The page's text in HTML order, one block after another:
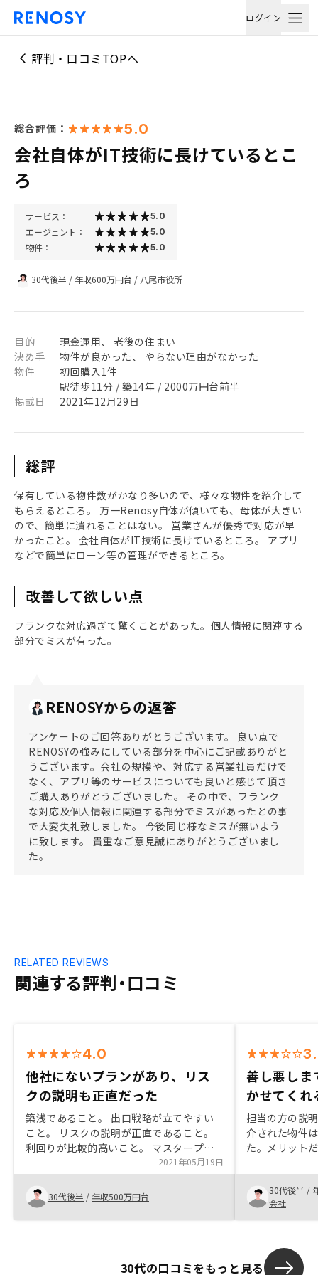
ログイン
評判・口コミTOPへ
総合評価： 5.0
会社自体がIT技術に長けているとこ
ろ
サービス： 5.0
エージェント： 5.0
物件： 5.0
30代後半 / 年収600万円台 / 八尾市役所
目的
現金運用、 老後の住まい
決め手
物件が良かった、 やらない理由がなかった
物件
初回購入1件
駅徒歩11分 / 築14年 / 2000万円台前半
掲載日
2021年12月29日
総評
保有している物件数がかなり多いので、様々な物件を紹介して
もらえるところ。 万一Renosy自体が傾いても、母体が大きい
ので、簡単に潰れることはない。 営業さんが優秀で対応が早
かったこと。 会社自体がIT技術に長けているところ。 アプリ
などで簡単にローン等の管理ができるところ。
改善して欲しい点
フランクな対応過ぎて驚くことがあった。個人情報に関連する
部分でミスが有った。
RENOSYからの返答
アンケートのご回答ありがとうございます。 良い点で
RENOSYの強みにしている部分を中心にご記載ありがと
うございます。会社の規模や、対応する営業社員だけで
なく、アプリ等のサービスについても良いと感じて頂き
ご購入ありがとうございました。 その中で、フランク
な対応及個人情報に関連する部分でミスがあったとの事
で大変失礼致しました。 今後同じ様なミスが無いよう
に致します。 貴重なご意見誠にありがとうございまし
た。
関連する評判・口コミ
RELATED REVIEWS
4.0
他社にないプランがあり、リス
クの説明も正直だった
築浅であること。 出口戦略が立てやすい
こと。 リスクの説明が正直であること。
利回りが比較的高いこと。 マスタープラ
ンの内容が他社にはなかったこと。 相場
家賃と乖離がない。 2件持ちができる価格
帯であること。心配をかけたくないから家
族に内緒でやりたいけど、一部の書類が家
に届いてしまい内緒ではやれない。家に届
2021年05月19日
30代後半 / 年収500万円台
善し悪しま
かせてくれ
担当の方の説
介された物件
た。メリット
り感もなく自
のも良かった
30代後半 /
会社
30代の口コミをもっと見る